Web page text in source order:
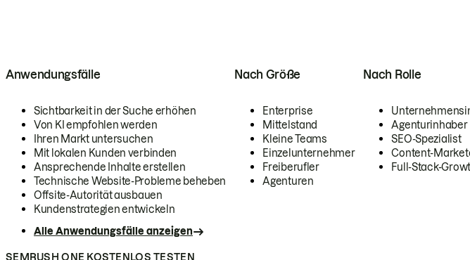
Anwendungsfälle
Sichtbarkeit in der Suche erhöhen
Von KI empfohlen werden
Ihren Markt untersuchen
Mit lokalen Kunden verbinden
Ansprechende Inhalte erstellen
Technische Website-Probleme beheben
Offsite-Autorität ausbauen
Kundenstrategien entwickeln
Alle Anwendungsfälle anzeigen
Nach Größe
Enterprise
Mittelstand
Kleine Teams
Einzelunternehmer
Freiberufler
Agenturen
Nach Rolle
Agenturinhaber
SEO-Spezialist
Content-
Full-Stack-
SEMRUSH ONE KOSTENLOS TESTEN